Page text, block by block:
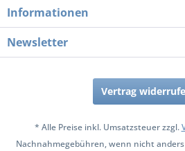
Informationen
Newsletter
Vertrag
* Alle Preise inkl. Umsatzsteuer zzgl.
Nachnahmegebühren, wenn nicht